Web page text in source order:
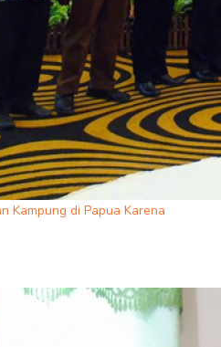
Kampung di Papua Karena